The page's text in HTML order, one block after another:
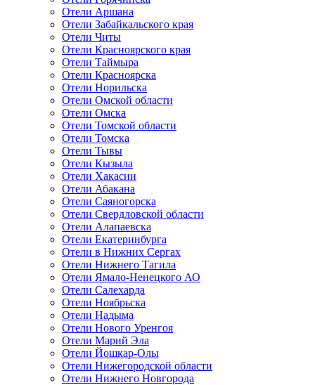
Отели Аршана
Отели Забайкальского края
Отели Читы
Отели Красноярского края
Отели Таймыра
Отели Красноярска
Отели Норильска
Отели Омской области
Отели Омска
Отели Томской области
Отели Томска
Отели Тывы
Отели Кызыла
Отели Хакасии
Отели Абакана
Отели Саяногорска
Отели Свердловской области
Отели Алапаевска
Отели Екатеринбурга
Отели в Нижних Сергах
Отели Нижнего Тагила
Отели Ямало-Ненецкого АО
Отели Салехарда
Отели Ноябрьска
Отели Надыма
Отели Нового Уренгоя
Отели Марий Эла
Отели Йошкар-Олы
Отели Нижегородской области
Отели Нижнего Новгорода